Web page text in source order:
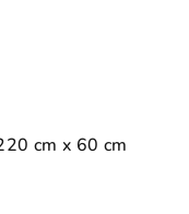
cm x 60 cm